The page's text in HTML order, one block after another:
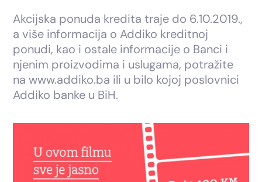
Akcijska ponuda kredita traje do 6.10.2019.,
a više informacija o Addiko kreditnoj
ponudi, kao i ostale informacije o Banci i
njenim proizvodima i uslugama, potražite
na www.addiko.ba ili u bilo kojoj poslovnici
Addiko banke u BiH.